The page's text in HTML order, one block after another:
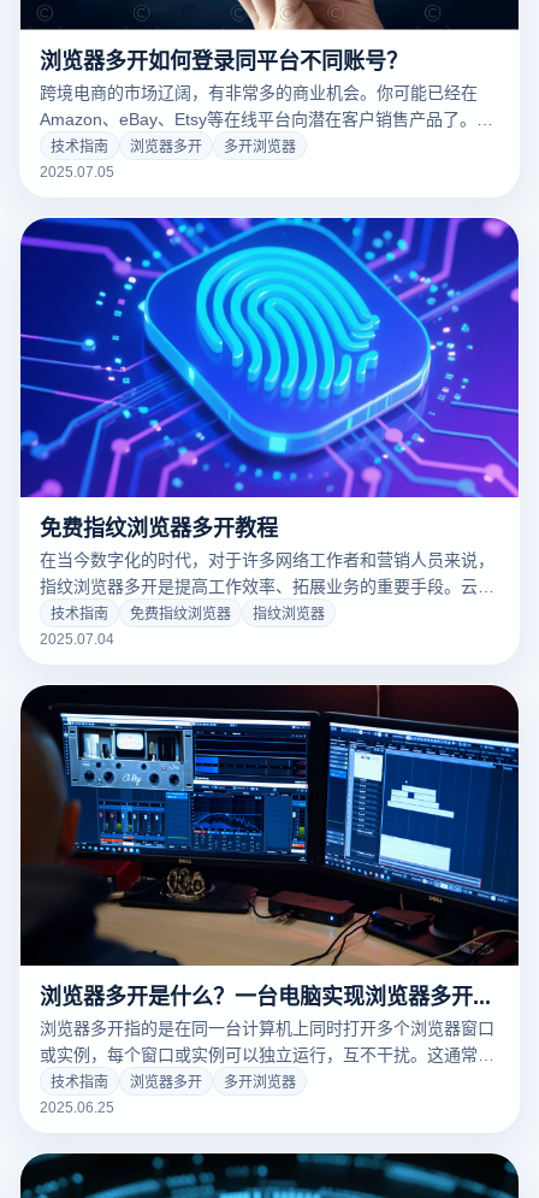
浏览器多开如何登录同平台不同账号？
跨境电商的市场辽阔，有非常多的商业机会。你可能已经在
Amazon、eBay、Etsy等在线平台向潜在客户销售产品了。为
了赚更多的钱，你可能还在经营多个店铺和品牌。但是，像
Amazon、eBay、Etsy等知名平台会有自己的规则，他们开发
家。一旦被识别出多店铺的关联性，很有可能会封禁你的账
号。
技术指南 浏览器多开
多开浏览器
2025.07.05
免费指纹浏览器多开教程
在当今数字化的时代，对于许多网络工作者和营销人员来说，
指纹浏览器多开是提高工作效率、拓展业务的重要手段。云登
免费指纹浏览器凭借其强大的功能和便捷的操作，成为了众多
用户的首选。下面，我们就为大家详细介绍云登免费指纹浏览
技术指南 免费指纹浏览器
指纹浏览器
2025.07.04
浏览器多开是什么？一台电脑实现浏览器多开的解决方案
浏览器多开指的是在同一台计算机上同时打开多个浏览器窗口
或实例，每个窗口或实例可以独立运行，互不干扰。这通常用
于同时登录同一网站的不同账号，或者是为了隔离不同的浏览
环境以保护隐私和安全。浏览器多开可以通过以下几种方式来
技术指南 浏览器多开
多开浏览器
2025.06.25